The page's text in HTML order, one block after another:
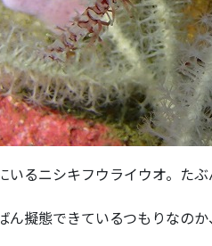
いるニシキフウライウオ。たぶ
ん擬態できているつもりなのか